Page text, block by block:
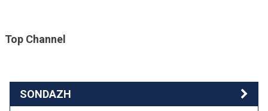
Top Channel
SONDAZH